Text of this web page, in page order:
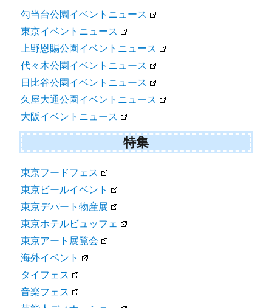
勾当台公園イベントニュース
東京イベントニュース
上野恩賜公園イベントニュース
代々木公園イベントニュース
日比谷公園イベントニュース
久屋大通公園イベントニュース
大阪イベントニュース
特集
東京フードフェス
東京ビールイベント
東京デパート物産展
東京ホテルビュッフェ
東京アート展覧会
海外イベント
タイフェス
音楽フェス